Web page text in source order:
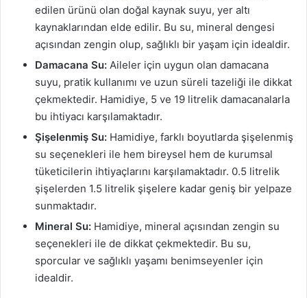
edilen ürünü olan doğal kaynak suyu, yer altı
kaynaklarından elde edilir. Bu su, mineral dengesi
açısından zengin olup, sağlıklı bir yaşam için idealdir.
Damacana Su: Aileler için uygun olan damacana
suyu, pratik kullanımı ve uzun süreli tazeliği ile dikkat
çekmektedir. Hamidiye, 5 ve 19 litrelik damacanalarla
bu ihtiyacı karşılamaktadır.
Şişelenmiş Su: Hamidiye, farklı boyutlarda şişelenmiş
su seçenekleri ile hem bireysel hem de kurumsal
tüketicilerin ihtiyaçlarını karşılamaktadır. 0.5 litrelik
şişelerden 1.5 litrelik şişelere kadar geniş bir yelpaze
sunmaktadır.
Mineral Su: Hamidiye, mineral açısından zengin su
seçenekleri ile de dikkat çekmektedir. Bu su,
sporcular ve sağlıklı yaşamı benimseyenler için
idealdir.